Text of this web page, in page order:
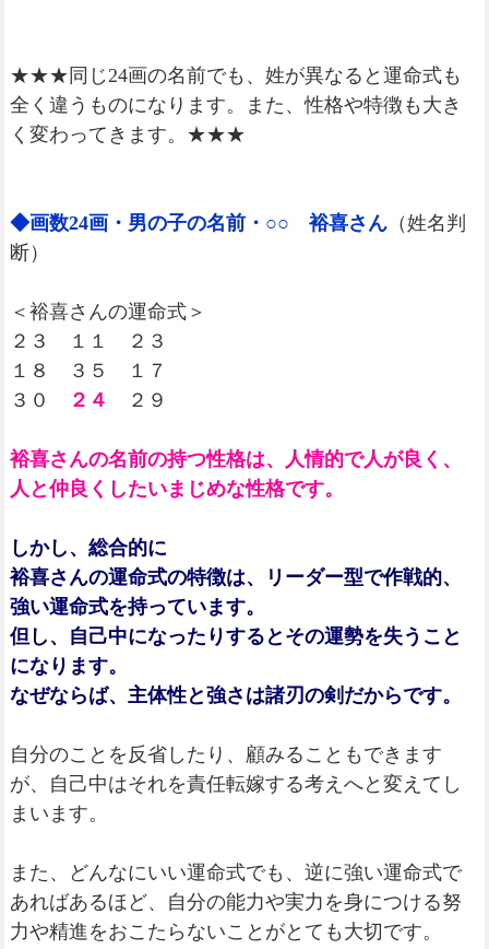
★★★同じ24画の名前でも、姓が異なると運命式も
全く違うものになります。また、性格や特徴も大き
く変わってきます。★★★
◆画数24画・男の子の名前・○○ 裕喜さん（姓名判
断）
＜裕喜さんの運命式＞
２３ １１ ２３
１８ ３５ １７
３０
２４ ２９
裕喜さんの名前の持つ性格は、人情的で人が良く、
人と仲良くしたいまじめな性格です。
しかし、総合的に
裕喜さんの運命式の特徴は、リーダー型で作戦的、
強い運命式を持っています。
但し、自己中になったりするとその運勢を失うこと
になります。
なぜならば、主体性と強さは諸刃の剣だからです。
自分のことを反省したり、顧みることもできます
が、自己中はそれを責任転嫁する考えへと変えてし
まいます。
また、どんなにいい運命式でも、逆に強い運命式で
あればあるほど、自分の能力や実力を身につける努
力や精進をおこたらないことがとても大切です。